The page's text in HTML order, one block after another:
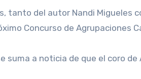
Concurso de Agrupaciones
suma a noticia de que el coro